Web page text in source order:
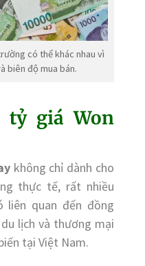
có thể khác nhau vì
biên độ mua bán.
tỷ giá Won
không chỉ dành cho
thực tế, rất nhiều
liên quan đến đồng
lịch và thương mại
tại Việt Nam.